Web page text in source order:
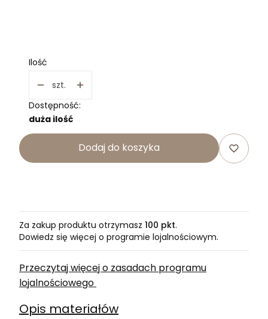
Ilość
szt.
Dostępność:
duża ilość
Dodaj do koszyka
Za zakup produktu otrzymasz 100 pkt.
Dowiedz się więcej o programie lojalnościowym.
Przeczytaj więcej o zasadach programu
lojalnościowego
Opis materiałów